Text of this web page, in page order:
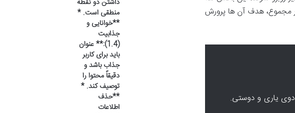
در مجموع، هدف آن ها پرورش
یاری و دوستی.
داشتن دو نقطه
منطقی است. *
**خوانایی و
جذابیت
(1.4):** عنوان
باید برای کاربر
جذاب باشد و
دقیقاً محتوا را
توصیف کند. *
**حذف
اطلاعات